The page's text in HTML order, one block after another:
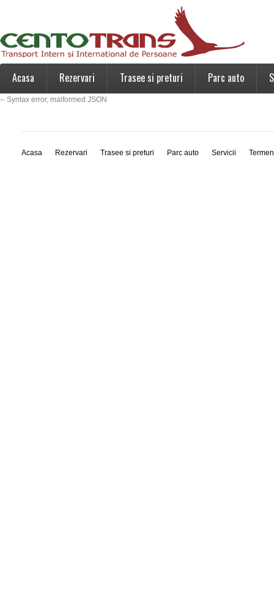
Acasa Rezervari Trasee si preturi Parc auto
-- Syntax error, malformed JSON
Acasa Rezervari Trasee si preturi Parc auto Servicii